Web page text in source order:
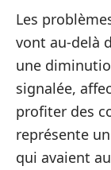
Les
vont au-delà
une
signalée,
profiter des
représente
qui avaient